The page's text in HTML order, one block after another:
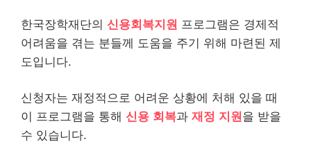
한국장학재단의 신용회복지원 프로그램은 경제적
어려움을 겪는 분들께 도움을 주기 위해 마련된 제
도입니다.
신청자는 재정적으로 어려운 상황에 처해 있을 때
이 프로그램을 통해 신용 회복과 재정 지원을 받을
수 있습니다.